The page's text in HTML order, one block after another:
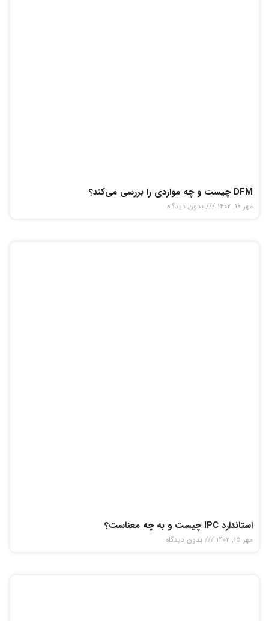
DFM چیست و چه مواردی را بررسی می‌کند‌؟
مهر ۱۶, ۱۴۰۲ بدون دیدگاه
استاندارد IPC چیست و به چه معناست؟
مهر ۱۵, ۱۴۰۲ بدون دیدگاه